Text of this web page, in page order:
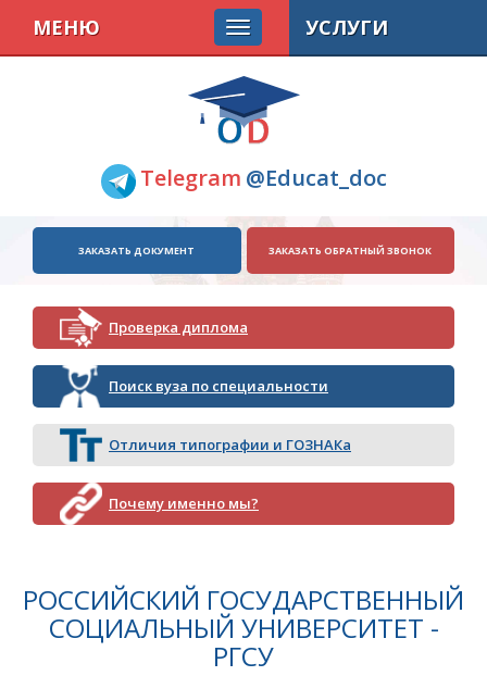
Telegram @Educat_doc
МЕНЮ
ЗАКАЗАТЬ ДОКУМЕНТ ЗАКАЗАТЬ ОБРАТНЫЙ ЗВОНОК
Проверка диплома
Поиск вуза по специальности
Отличия типографии и ГОЗНАКа
Почему именно мы?
УСЛУГИ
РОССИЙСКИЙ ГОСУДАРСТВЕННЫЙ
СОЦИАЛЬНЫЙ УНИВЕРСИТЕТ -
РГСУ